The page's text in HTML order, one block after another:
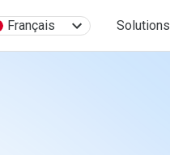
Français Solutions